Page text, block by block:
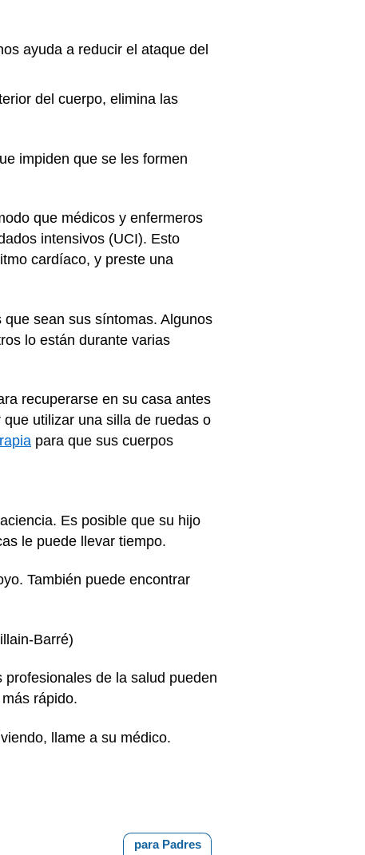
ayuda a reducir el ataque del
del cuerpo, elimina las
impiden que se les formen
que médicos y enfermeros
intensivos (UCI). Esto
cardíaco, y preste una
sean sus síntomas. Algunos
lo están durante varias
recuperarse en su casa antes
utilizar una silla de ruedas o
para que sus cuerpos
Es posible que su hijo
le puede llevar tiempo.
También puede encontrar
Barré)
de la salud pueden
rápido.
llame a su médico.
para Padres